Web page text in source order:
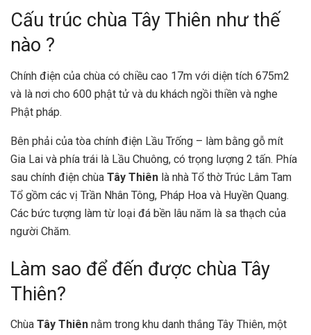
Cấu trúc chùa Tây Thiên như thế
nào ?
Chính điện của chùa có chiều cao 17m với diện tích 675m2
và là nơi cho 600 phật tử và du khách ngồi thiền và nghe
Phật pháp.
Bên phải của tòa chính điện Lầu Trống – làm bằng gỗ mít
Gia Lai và phía trái là Lầu Chuông, có trọng lượng 2 tấn. Phía
sau chính điện chùa Tây Thiên là nhà Tổ thờ Trúc Lâm Tam
Tổ gồm các vị Trần Nhân Tông, Pháp Hoa và Huyền Quang.
Các bức tượng làm từ loại đá bền lâu năm là sa thạch của
người Chăm.
Làm sao để đến được chùa Tây
Thiên?
Chùa Tây Thiên nằm trong khu danh thắng Tây Thiên, một